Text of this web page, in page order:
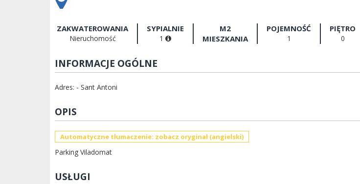
ZAKWATEROWANIA
Nieruchomość
SYPIALNIE
1
M2
MIESZKANIA
POJEMNOŚĆ
1
PIĘTRO
0
INFORMACJE OGÓLNE
Adres: - Sant Antoni
OPIS
Automatyczne tłumaczenie: zobacz oryginał (angielski)
Parking Viladomat
USŁUGI